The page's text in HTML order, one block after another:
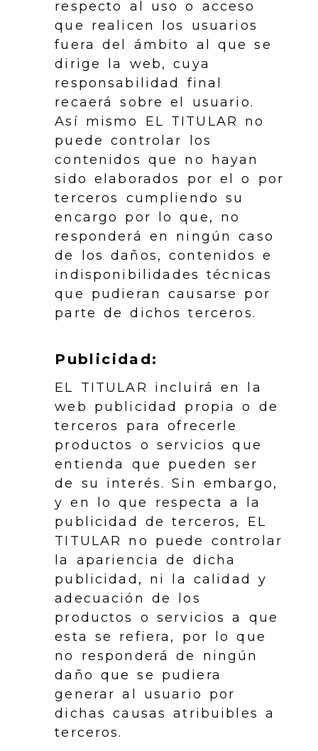
respecto al uso o acceso
que realicen los usuarios
fuera del ámbito al que se
dirige la web, cuya
responsabilidad final
recaerá sobre el usuario.
Así mismo EL TITULAR no
puede controlar los
contenidos que no hayan
sido elaborados por el o por
terceros cumpliendo su
encargo por lo que, no
responderá en ningún caso
de los daños, contenidos e
indisponibilidades técnicas
que pudieran causarse por
parte de dichos terceros.
Publicidad:
EL TITULAR incluirá en la
web publicidad propia o de
terceros para ofrecerle
productos o servicios que
entienda que pueden ser
de su interés. Sin embargo,
y en lo que respecta a la
publicidad de terceros, EL
TITULAR no puede controlar
la apariencia de dicha
publicidad, ni la calidad y
adecuación de los
productos o servicios a que
esta se refiera, por lo que
no responderá de ningún
daño que se pudiera
generar al usuario por
dichas causas atribuibles a
terceros.